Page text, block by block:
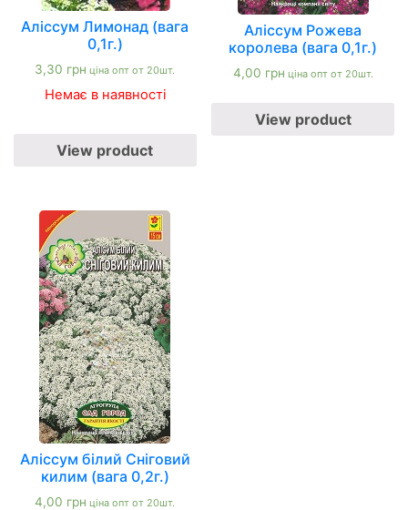
Аліссум Лимонад (вага
0,1г.)
3,30 грн ціна опт от 20шт.
Немає в наявності
View product
Аліссум Рожева
королева (вага 0,1г.)
4,00 грн ціна опт от 20шт.
View product
Аліссум білий Сніговий
килим (вага 0,2г.)
4,00 грн ціна опт от 20шт.